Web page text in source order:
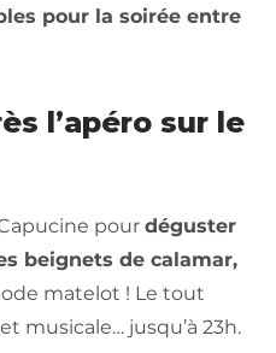
pour la soirée entre
l’apéro sur le
pour déguster
beignets de calamar,
matelot ! Le tout
musicale… jusqu’à 23h.